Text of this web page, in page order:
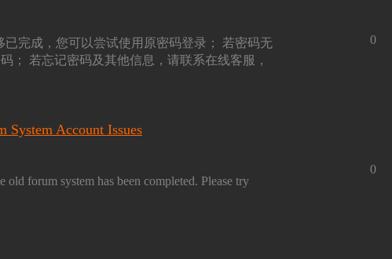
完成，您可以尝试使用原密码登录； 若密码无
； 若忘记密码及其他信息，请联系在线客服，
0
System Account Issues
forum system has been completed. Please try
0